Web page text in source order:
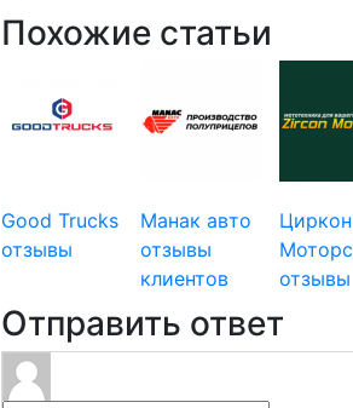
Похожие статьи
Good Trucks
отзывы
Манак авто
отзывы
клиентов
Циркон
Моторс
отзывы
Отправить ответ